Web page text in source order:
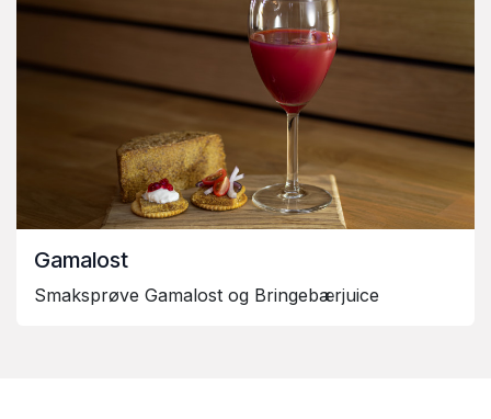
Gamalost
Smaksprøve Gamalost og Bringebærjuice